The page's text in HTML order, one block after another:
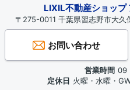
LIXIL不動産ショップ
〒275-0011 千葉県習志野市大久
お問い合わせ
営業時間 09
定休日 火曜・水曜・